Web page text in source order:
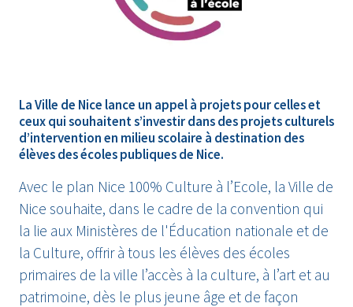
La Ville de Nice lance un appel à projets pour celles et
ceux qui souhaitent s’investir dans des projets culturels
d’intervention en milieu scolaire à destination des
élèves des écoles publiques de Nice.
Avec le plan Nice 100% Culture à l’Ecole, la Ville de
Nice souhaite, dans le cadre de la convention qui
la lie aux Ministères de l'Éducation nationale et de
la Culture, offrir à tous les élèves des écoles
primaires de la ville l’accès à la culture, à l’art et au
patrimoine, dès le plus jeune âge et de façon